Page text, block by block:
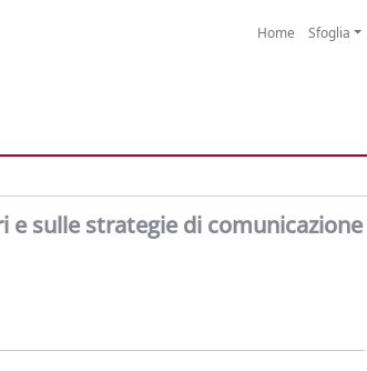
Home Sfoglia
e sulle strategie di comunicazione